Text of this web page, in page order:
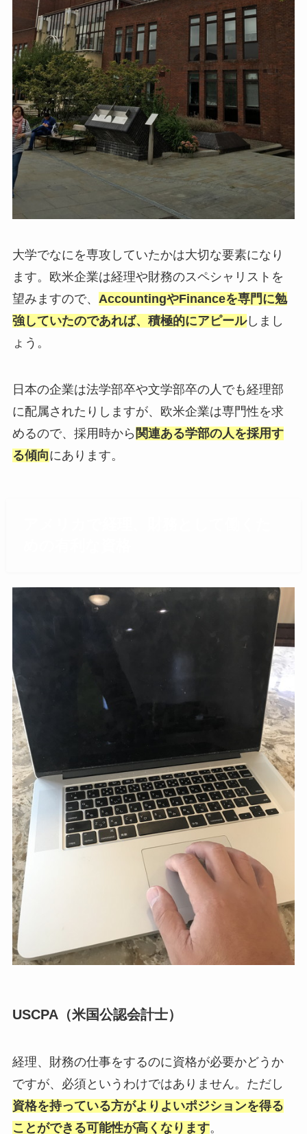
大学でなにを専攻していたかは大切な要素になり
ます。欧米企業は経理や財務のスペシャリストを
望みますので、 AccountingやFinanceを専門に勉
強していたのであれば、積極的にアピールしまし
ょう。
日本の企業は法学部卒や文学部卒の人でも経理部
に配属されたりしますが、欧米企業は専門性を求
めるので、採用時から 関連ある学部の人を採用す
る傾向にあります。
USCPA（米国公認会計士）
経理、財務の仕事をするのに資格が必要かどうか
ですが、必須というわけではありません。ただし
資格を持っている方がよりよいポジションを得る
ことができる可能性が高くなります。